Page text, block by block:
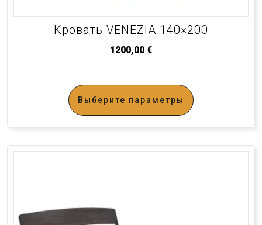
Кровать VENEZIA 140×200
1200,00 €
Выберите параметры